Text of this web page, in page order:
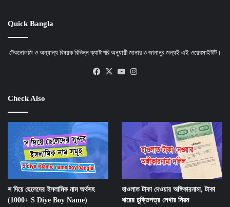
Quick Bangla
টেকনোলজি ও অন্যান্য বিষয়ক বিভিন্ন ক্যাটাগরি অনুযায়ী জানার ও জানানুর জন্যই এই ওয়েবসাইটটি।
Facebook
X YouTube
Check Also
স দিয়ে ছেলেদের ইসলামিক নাম অর্থসহ
(1000+ S Diye Boy Name)
হাওলাত টাকা দেওয়ার অঙ্গিকারনামা, টাকা
ধারের চুক্তিপত্র লেখার নিয়ম